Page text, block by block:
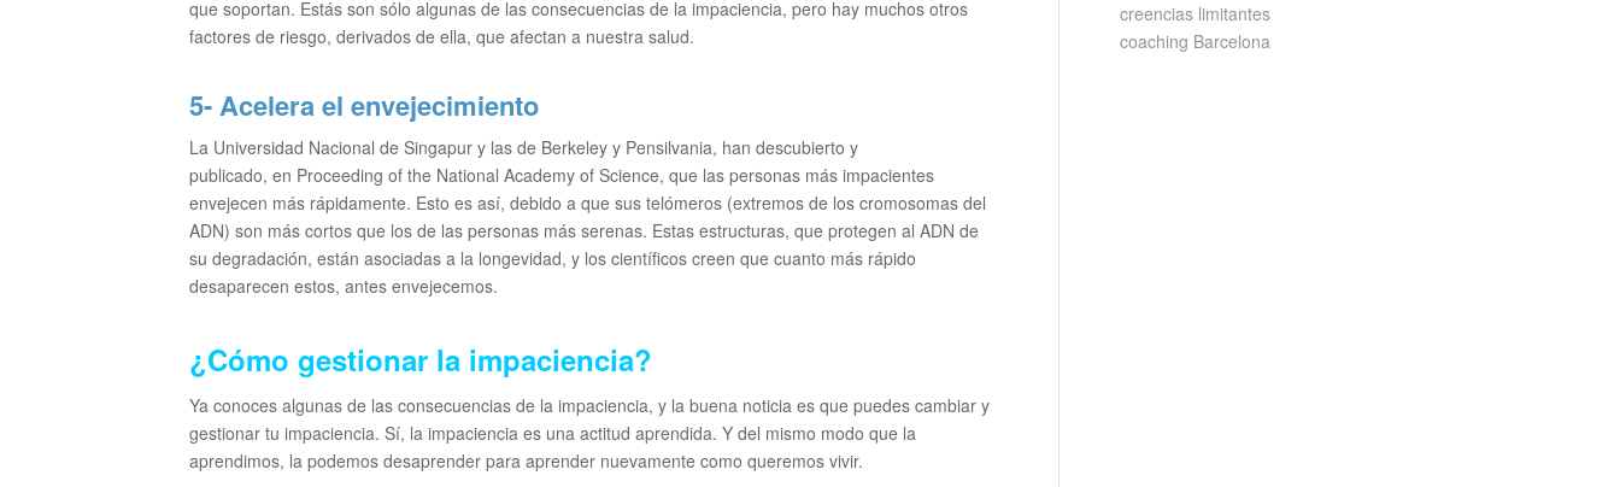
que soportan. Estás son sólo algunas de las consecuencias de la impaciencia, pero hay muchos otros
factores de riesgo, derivados de ella, que afectan a nuestra salud.
5- Acelera el envejecimiento
La Universidad Nacional de Singapur y las de Berkeley y Pensilvania, han descubierto y
publicado, en Proceeding of the National Academy of Science, que las personas más impacientes
envejecen más rápidamente. Esto es así, debido a que sus telómeros (extremos de los cromosomas del
ADN) son más cortos que los de las personas más serenas. Estas estructuras, que protegen al ADN de
su degradación, están asociadas a la longevidad, y los científicos creen que cuanto más rápido
desaparecen estos, antes envejecemos.
¿Cómo gestionar la impaciencia?
Ya conoces algunas de las consecuencias de la impaciencia, y la buena noticia es que puedes cambiar y
gestionar tu impaciencia. Sí, la impaciencia es una actitud aprendida. Y del mismo modo que la
aprendimos, la podemos desaprender para aprender nuevamente como queremos vivir.
creencias limitantes
coaching Barcelona